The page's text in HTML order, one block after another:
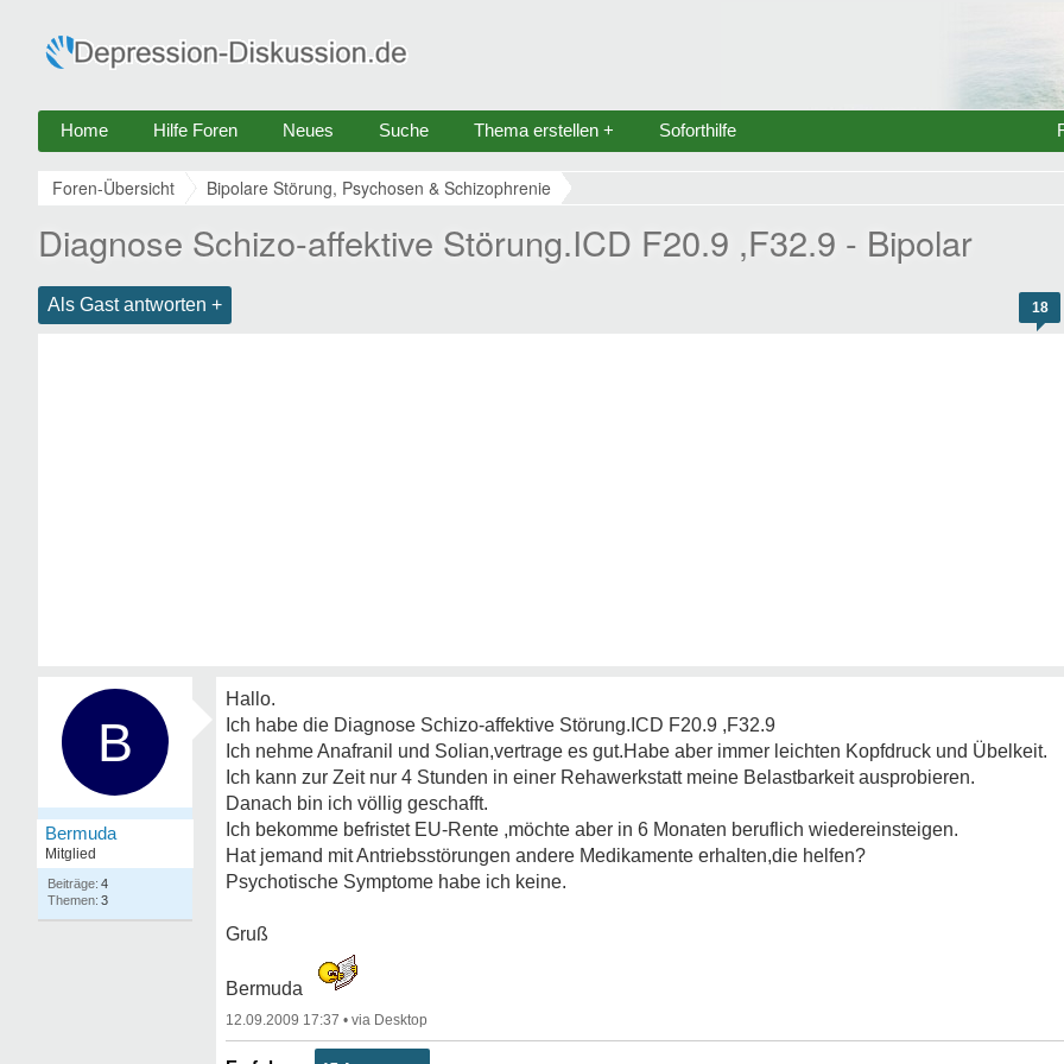
Home Hilfe Foren Neues Suche Thema erstellen + Soforthilfe
Foren-Übersicht Bipolare Störung, Psychosen & Schizophrenie
Diagnose Schizo-affektive Störung.ICD F20.9 ,F32.9 - Bipolar
Als Gast antworten + 18
B
Bermuda
Mitglied
4
3
Hallo.
Ich habe die Diagnose Schizo-affektive Störung.ICD F20.9 ,F32.9
Ich nehme Anafranil und Solian,vertrage es gut.Habe aber immer leichten Kopfdruck und Übelkeit.
Ich kann zur Zeit nur 4 Stunden in einer Rehawerkstatt meine Belastbarkeit ausprobieren.
Danach bin ich völlig geschafft.
Ich bekomme befristet EU-Rente ,möchte aber in 6 Monaten beruflich wiedereinsteigen.
Hat jemand mit Antriebsstörungen andere Medikamente erhalten,die helfen?
Psychotische Symptome habe ich keine.
Gruß
Bermuda
12.09.2009 17:37 •